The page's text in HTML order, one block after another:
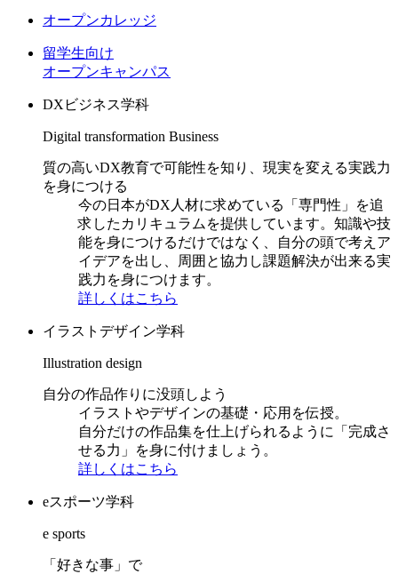
オープンカレッジ
留学生向け
オープンキャンパス
DXビジネス学科
Digital transformation Business
質の高いDX教育で可能性を知り、現実を変える実践力
を身につける
今の日本がDX人材に求めている「専門性」を追
求したカリキュラムを提供しています。知識や技
能を身につけるだけではなく、自分の頭で考えア
イデアを出し、周囲と協力し課題解決が出来る実
践力を身につけます。
詳しくはこちら
イラストデザイン学科
Illustration design
自分の作品作りに没頭しよう
イラストやデザインの基礎・応用を伝授。
自分だけの作品集を仕上げられるように「完成さ
せる力」を身に付けましょう。
詳しくはこちら
eスポーツ学科
e sports
「好きな事」で